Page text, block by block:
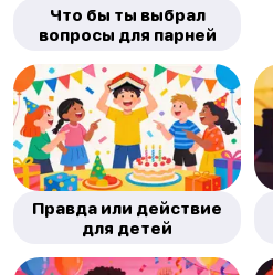
Что бы ты выбрал
вопросы для парней
Правда или действие
для детей